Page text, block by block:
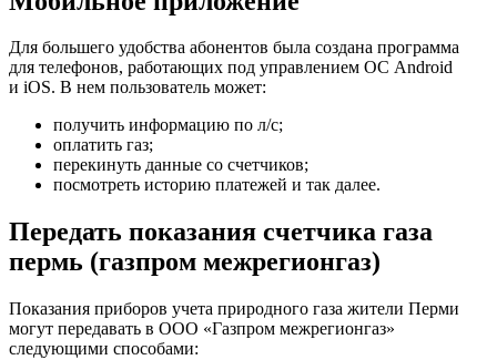
Для большего удобства абонентов была создана программа
для телефонов, работающих под управлением ОС Android
и iOS. В нем пользователь может:
получить информацию по л/с;
оплатить газ;
перекинуть данные со счетчиков;
посмотреть историю платежей и так далее.
Передать показания счетчика газа
пермь (газпром межрегионгаз)
Показания приборов учета природного газа жители Перми
могут передавать в ООО «Газпром межрегионгаз»
следующими способами: